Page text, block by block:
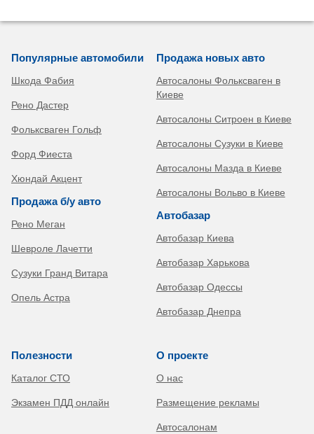
Популярные автомобили
Шкода Фабия
Рено Дастер
Фольксваген Гольф
Форд Фиеста
Хюндай Акцент
Продажа б/у авто
Рено Меган
Шевроле Лачетти
Сузуки Гранд Витара
Опель Астра
Продажа новых авто
Автосалоны Фольксваген в
Киеве
Автосалоны Ситроен в Киеве
Автосалоны Сузуки в Киеве
Автосалоны Мазда в Киеве
Автосалоны Вольво в Киеве
Автобазар
Автобазар Киева
Автобазар Харькова
Автобазар Одессы
Автобазар Днепра
Полезности
Каталог СТО
Экзамен ПДД онлайн
О проекте
О нас
Размещение рекламы
Автосалонам